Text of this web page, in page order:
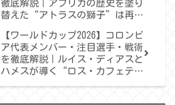
徹底解説｜アフリカの歴史を塗り
替えた“アトラスの獅子”は再び
【ワールドカップ2026】コロンビ
ア代表メンバー・注目選手・戦術
を徹底解説｜ルイス・ディアスと
ハメスが導く“ロス・カフェテロ